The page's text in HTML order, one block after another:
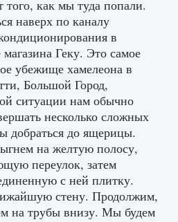
того, как мы туда попали.
наверх по каналу
в
магазина Геку. Это самое
убежище хамелеона в
Большой Город,
ситуации нам обычно
несколько сложных
добраться до ящерицы.
на желтую полосу,
переулок, затем
с ней плитку.
стену. Продолжим,
на трубы внизу. Мы будем